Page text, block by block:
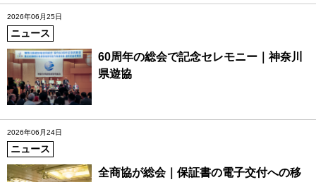
2026年06月25日
ニュース
60周年の総会で記念セレモニー｜神奈川
県遊協
2026年06月24日
ニュース
全商協が総会｜保証書の電子交付への移